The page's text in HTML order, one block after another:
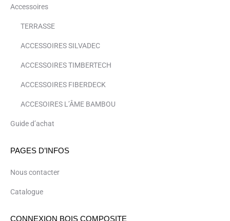
Accessoires
TERRASSE
ACCESSOIRES SILVADEC
ACCESSOIRES TIMBERTECH
ACCESSOIRES FIBERDECK
ACCESOIRES L’ÂME BAMBOU
Guide d’achat
PAGES D’INFOS
Nous contacter
Catalogue
CONNEXION BOIS COMPOSITE